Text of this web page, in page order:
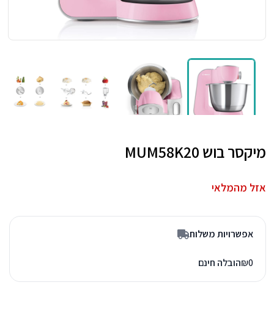
מיקסר בוש MUM58K20
אזל מהמלאי
אפשרויות משלוח
₪0 הובלה חינם